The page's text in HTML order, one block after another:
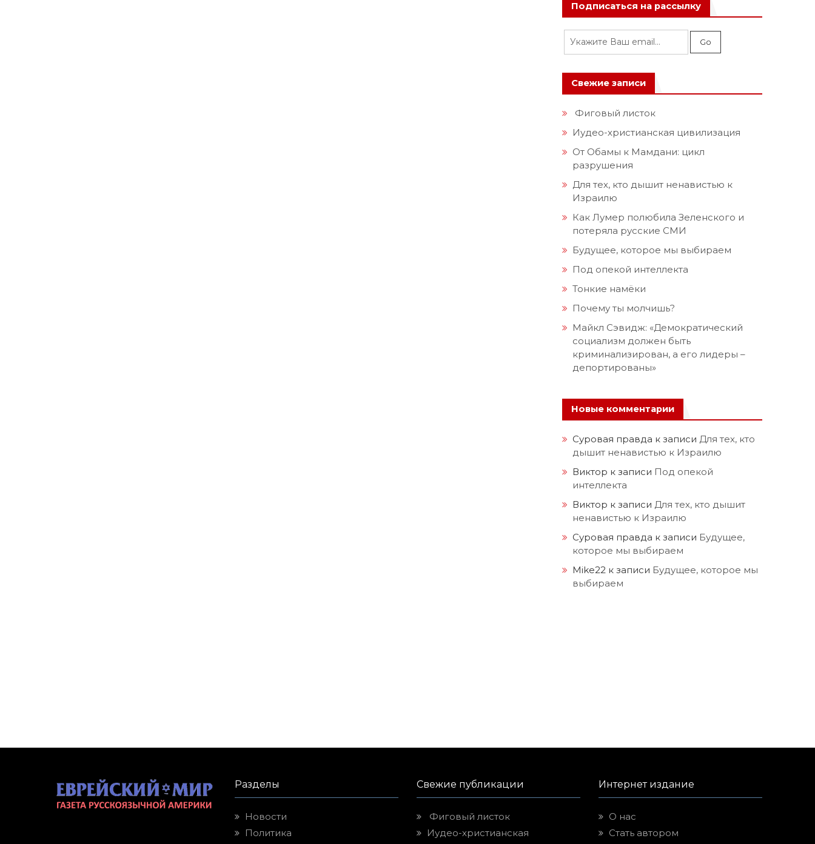
Подписаться на рассылку
Свежие записи
Фиговый листок
Иудео-христианская цивилизация
От Обамы к Мамдани: цикл
разрушения
Для тех, кто дышит ненавистью к
Израилю
Как Лумер полюбила Зеленского и
потеряла русские СМИ
Будущее, которое мы выбираем
Под опекой интеллекта
Тонкие намёки
Почему ты молчишь?
Майкл Сэвидж: «Демократический
социализм должен быть
криминализирован, а его лидеры –
депортированы»
Новые комментарии
Суровая правда к записи Для тех, кто
дышит ненавистью к Израилю
Виктор к записи Под опекой
интеллекта
Виктор к записи Для тех, кто дышит
ненавистью к Израилю
Суровая правда к записи Будущее,
которое мы выбираем
Mike22 к записи Будущее, которое мы
выбираем
Разделы
Новости
Политика
Свежие публикации
Фиговый листок
Иудео-христианская
Интернет издание
О нас
Стать автором